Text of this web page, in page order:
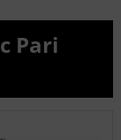
Pari